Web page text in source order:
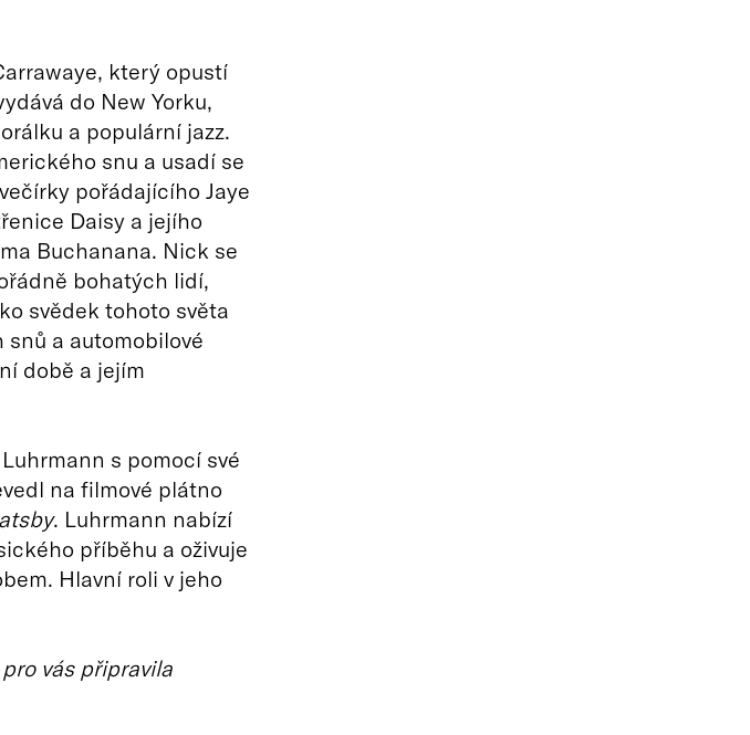
který opustí
do New Yorku,
a populární jazz.
snu a usadí se
pořádajícího Jaye
Daisy a jejího
Buchanana. Nick se
bohatých lidí,
svědek tohoto světa
a automobilové
době a jejím
s pomocí své
na filmové plátno
. Luhrmann nabízí
příběhu a oživuje
Hlavní roli v jeho
vás připravila